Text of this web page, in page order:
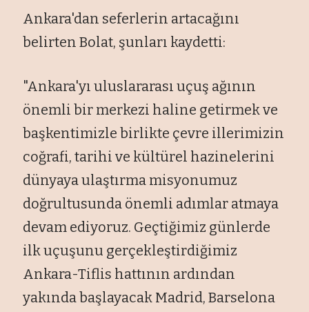
Ankara'dan seferlerin artacağını
belirten Bolat, şunları kaydetti:
"Ankara'yı uluslararası uçuş ağının
önemli bir merkezi haline getirmek ve
başkentimizle birlikte çevre illerimizin
coğrafi, tarihi ve kültürel hazinelerini
dünyaya ulaştırma misyonumuz
doğrultusunda önemli adımlar atmaya
devam ediyoruz. Geçtiğimiz günlerde
ilk uçuşunu gerçekleştirdiğimiz
Ankara-Tiflis hattının ardından
yakında başlayacak Madrid, Barselona